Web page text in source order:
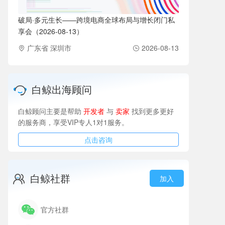
破局·多元生长——跨境电商全球布局与增长闭门私
享会（2026-08-13）
广东省 深圳市
2026-08-13
白鲸出海顾问
白鲸顾问主要是帮助 开发者 与 卖家 找到更多更好
的服务商，享受VIP专人1对1服务。
点击咨询
白鲸社群 加入
官方社群